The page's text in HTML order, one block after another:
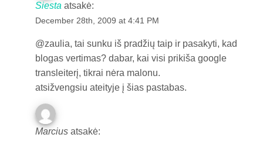
Siesta atsakė:
December 28th, 2009 at 4:41 PM
@zaulia, tai sunku iš pradžių taip ir pasakyti, kad
blogas vertimas? dabar, kai visi prikiša google
transleiterį, tikrai nėra malonu.
atsižvengsiu ateityje į šias pastabas.
Marcius atsakė: